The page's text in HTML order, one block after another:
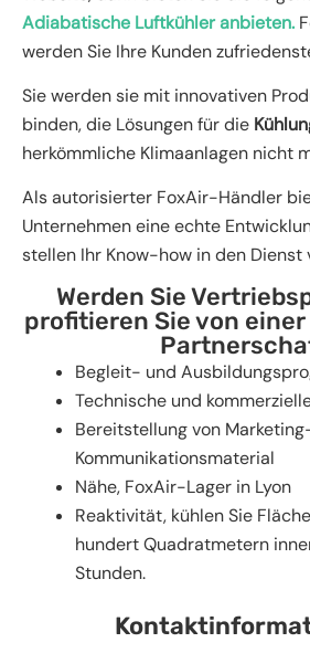
Adiabatische Luftkühler anbieten.
werden Sie Ihre Kunden
Sie werden sie mit innovativen
binden, die Lösungen für die
herkömmliche Klimaanlagen nicht
Als autorisierter FoxAir-Händler
Unternehmen eine echte
stellen Ihr Know-how in den Dienst
Werden Sie
profitieren Sie von
Begleit- und
Technische und
Bereitstellung von
Kommunikationsmaterial
Nähe, FoxAir-Lager in Lyon
Reaktivität, kühlen Sie
hundert Quadratmetern
Stunden.